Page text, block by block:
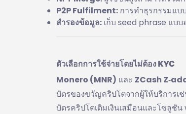
P2P Fulfilment: การทำธุรกรรมแบ
สำรองข้อมูล: เก็บ seed phrase แบ
ตัวเลือกการใช้จ่ายโดยไม่ต้อง KYC
Monero (MNR) และ ZCash
บัตรของขวัญคริปโตจากผู้ให้บริการเ
บัตรคริปโตเติมเงินเสมือนและโซลูชั